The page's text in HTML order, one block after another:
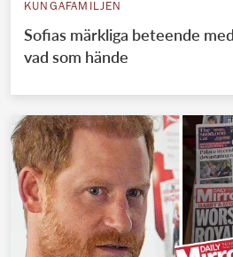
KUNGAFAMILJEN
Sofias märkliga beteende
vad som hände